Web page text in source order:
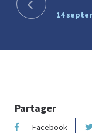
14
Partager
Facebook